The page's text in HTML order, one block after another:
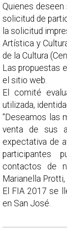
Quienes
solicitud de
la solicitud
Artística y
de la Cultura
Las propuestas
el sitio web.
El comité
utilizada,
“Deseamos las
venta de sus
expectativa de
participantes
contactos de
Marianella
El FIA 2017 se
en San José.